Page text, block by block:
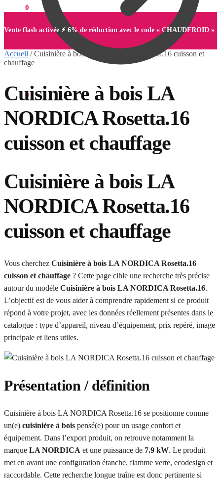
0,00 0
0
Vente flash activée ⚡ 6% de réduction avec le code « CHAUDFROID »
Accueil /Cuisinière à bois LA NORDICA Rosetta.16 cuisson et
chauffage
Cuisinière à bois LA
NORDICA Rosetta.16
cuisson et chauffage
Cuisinière à bois LA
NORDICA Rosetta.16
cuisson et chauffage
Vous cherchez Cuisinière à bois LA NORDICA Rosetta.16
cuisson et chauffage ? Cette page cible une recherche très précise
autour du modèle Cuisinière à bois LA NORDICA Rosetta.16.
L’objectif est de vous aider à comprendre rapidement si ce produit
répond à votre projet, avec les données réellement présentes dans le
catalogue : type d’appareil, niveau d’équipement, prix repéré, image
principale et liens utiles.
Présentation / définition
Cuisinière à bois LA NORDICA Rosetta.16 se positionne comme
un(e) cuisinière à bois pensé(e) pour un usage confort et
équipement. Dans l’export produit, on retrouve notamment la
marque LA NORDICA et une puissance de 7.9 kW. Le produit
met en avant une configuration étanche, flamme verte, ecodesign et
raccordable. Cette recherche longue traîne est donc pertinente si